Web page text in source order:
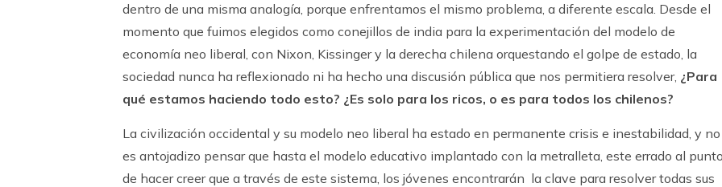
dentro de una misma analogía, porque enfrentamos el mismo problema, a diferente escala. Desde el
momento que fuimos elegidos como conejillos de india para la experimentación del modelo de
economía neo liberal, con Nixon, Kissinger y la derecha chilena orquestando el golpe de estado, la
sociedad nunca ha reflexionado ni ha hecho una discusión pública que nos permitiera resolver, ¿Para
qué estamos haciendo todo esto? ¿Es solo para los ricos, o es para todos los chilenos?
La civilización occidental y su modelo neo liberal ha estado en permanente crisis e inestabilidad, y no
es antojadizo pensar que hasta el modelo educativo implantado con la metralleta, este errado al punto
de hacer creer que a través de este sistema, los jóvenes encontrarán la clave para resolver todas sus